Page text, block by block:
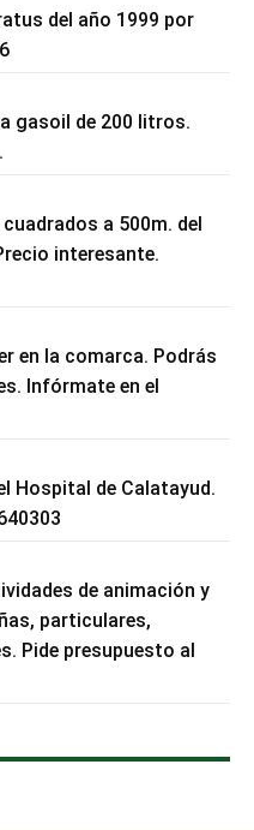
del año 1999 por
gasoil de 200 litros.
a 500m. del
interesante.
en la comarca. Podrás
Infórmate en el
Hospital de Calatayud.
de animación y
particulares,
Pide presupuesto al